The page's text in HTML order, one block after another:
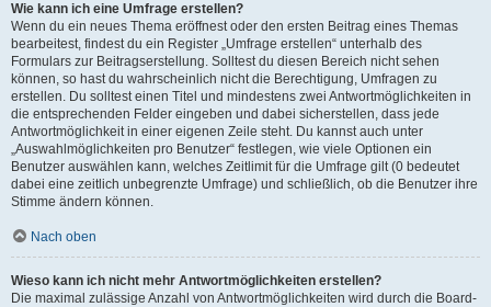
Wie kann ich eine Umfrage erstellen?
Wenn du ein neues Thema eröffnest oder den ersten Beitrag eines Themas
bearbeitest, findest du ein Register „Umfrage erstellen“ unterhalb des
Formulars zur Beitragserstellung. Solltest du diesen Bereich nicht sehen
können, so hast du wahrscheinlich nicht die Berechtigung, Umfragen zu
erstellen. Du solltest einen Titel und mindestens zwei Antwortmöglichkeiten in
die entsprechenden Felder eingeben und dabei sicherstellen, dass jede
Antwortmöglichkeit in einer eigenen Zeile steht. Du kannst auch unter
„Auswahlmöglichkeiten pro Benutzer“ festlegen, wie viele Optionen ein
Benutzer auswählen kann, welches Zeitlimit für die Umfrage gilt (0 bedeutet
dabei eine zeitlich unbegrenzte Umfrage) und schließlich, ob die Benutzer ihre
Stimme ändern können.
Nach oben
Wieso kann ich nicht mehr Antwortmöglichkeiten erstellen?
Die maximal zulässige Anzahl von Antwortmöglichkeiten wird durch die Board-